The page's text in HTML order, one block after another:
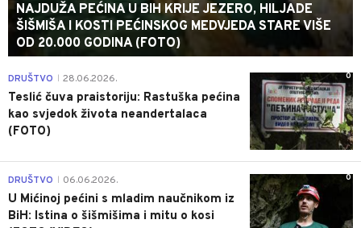
NAJDUŽA PEĆINA U BIH KRIJE JEZERO, HILJADE
ŠIŠMIŠA I KOSTI PEĆINSKOG MEDVJEDA STARE VIŠE
OD 20.000 GODINA (FOTO)
0
DRUŠTVO 28.06.2026.
Teslić čuva praistoriju: Rastuška pećina
kao svjedok života neandertalaca
(FOTO)
0
DRUŠTVO 06.06.2026.
U Mićinoj pećini s mladim naučnikom iz
BiH: Istina o šišmišima i mitu o kosi